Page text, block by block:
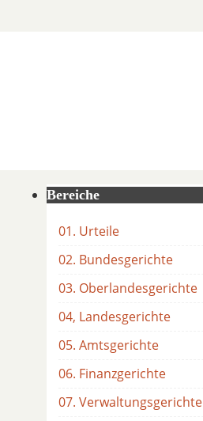
Bereiche
01. Urteile
02. Bundesgerichte
03. Oberlandesgerichte
04, Landesgerichte
05. Amtsgerichte
06. Finanzgerichte
07. Verwaltungsgerichte